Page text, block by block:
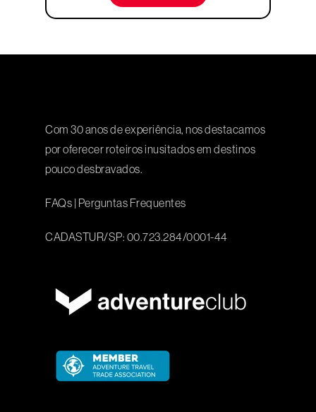
Com 30 anos de experiência, nos destacamos
por oferecer roteiros inusitados em destinos
pouco desbravados.
FAQs | Perguntas Frequentes
CADASTUR/SP: 00.723.284/0001-44